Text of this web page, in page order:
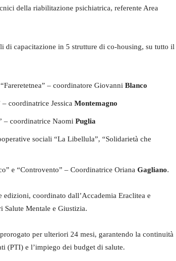
della riabilitazione psichiatrica, referente Area
di capacitazione in 5 strutture di co-housing, su tutto il
– coordinatore Giovanni Blanco
coordinatrice Jessica Montemagno
– coordinatrice Naomi Puglia
sociali “La Libellula”, “Solidarietà che
e “Controvento” – Coordinatrice Oriana Gagliano.
coordinato dall’Accademia Eraclitea e
Salute Mentale e Giustizia.
per ulteriori 24 mesi, garantendo la continuità
(PTI) e l’impiego dei budget di salute.